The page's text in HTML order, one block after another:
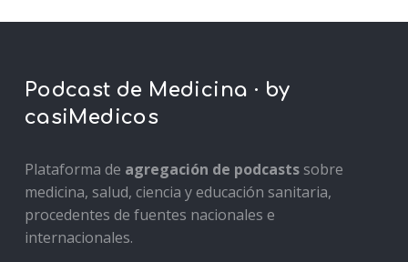
Podcast de Medicina · by
casiMedicos
Plataforma de agregación de podcastssobre
medicina, salud, ciencia y educación sanitaria,
procedentes de fuentes nacionales e
internacionales.